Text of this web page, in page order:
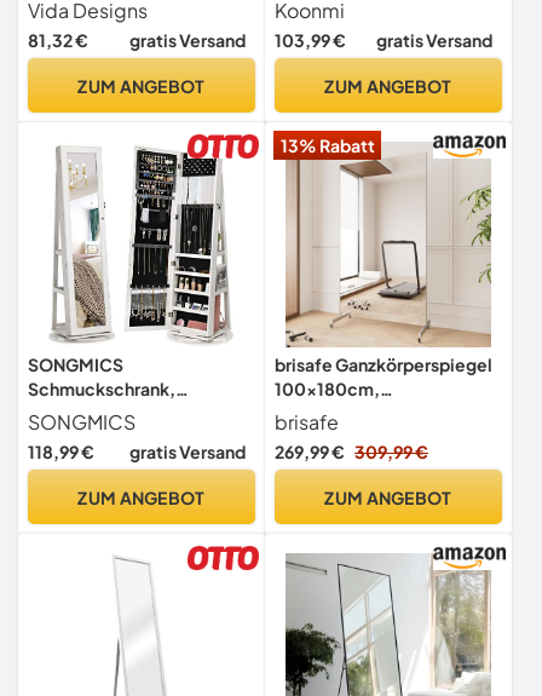
verstellbar Möbel groß,
weiß
Vida Designs
81,32 € gratis Versand
ZUM ANGEBOT
Koonmi
103,99 € gratis Versand
ZUM ANGEBOT
SONGMICS
Schmuckschrank,
Standspiegel,
Spiegelschrank, mit
Ganzkörperspiegel, um
Schmuckaufbewahrung,
Schlüsseln, Geschenkidee,
weiß mit Grauer
Holzmaserung JBC62W
SONGMICS
118,99 € gratis Versand
ZUM ANGEBOT
13% Rabatt
brisafe Ganzkörperspiegel
100x180cm,
Unzerbrechlich, Weiß
brisafe
269,99 € 309,99 €
ZUM ANGEBOT